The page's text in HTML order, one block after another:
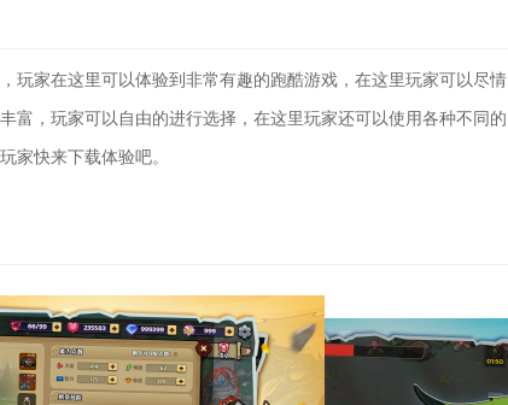
家在这里可以体验到非常有趣的跑酷游戏，在这里玩家可以尽情
富，玩家可以自由的进行选择，在这里玩家还可以使用各种不同的
家快来下载体验吧。